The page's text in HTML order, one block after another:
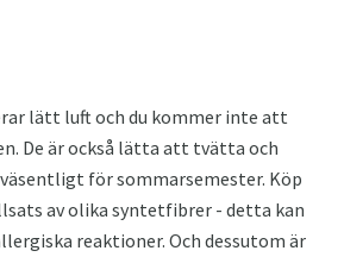
lätt luft och du kommer inte att
De är också lätta att tvätta och
för sommarsemester. Köp
av olika syntetfibrer - detta kan
reaktioner. Och dessutom är